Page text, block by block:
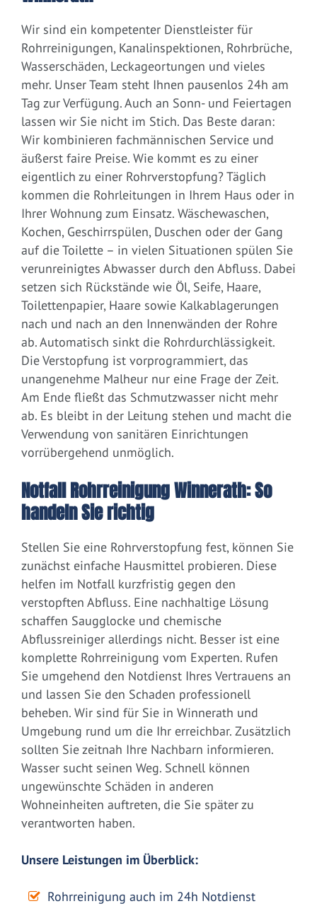
Wir sind ein kompetenter Dienstleister für
Rohrreinigungen, Kanalinspektionen, Rohrbrüche,
Wasserschäden, Leckageortungen und vieles
mehr. Unser Team steht Ihnen pausenlos 24h am
Tag zur Verfügung. Auch an Sonn- und Feiertagen
lassen wir Sie nicht im Stich. Das Beste daran:
Wir kombinieren fachmännischen Service und
äußerst faire Preise. Wie kommt es zu einer
eigentlich zu einer Rohrverstopfung? Täglich
kommen die Rohrleitungen in Ihrem Haus oder in
Ihrer Wohnung zum Einsatz. Wäschewaschen,
Kochen, Geschirrspülen, Duschen oder der Gang
auf die Toilette – in vielen Situationen spülen Sie
verunreinigtes Abwasser durch den Abfluss. Dabei
setzen sich Rückstände wie Öl, Seife, Haare,
Toilettenpapier, Haare sowie Kalkablagerungen
nach und nach an den Innenwänden der Rohre
ab. Automatisch sinkt die Rohrdurchlässigkeit.
Die Verstopfung ist vorprogrammiert, das
unangenehme Malheur nur eine Frage der Zeit.
Am Ende fließt das Schmutzwasser nicht mehr
ab. Es bleibt in der Leitung stehen und macht die
Verwendung von sanitären Einrichtungen
vorrübergehend unmöglich.
Notfall Rohrreinigung Winnerath: So
handeln Sie richtig
Stellen Sie eine Rohrverstopfung fest, können Sie
zunächst einfache Hausmittel probieren. Diese
helfen im Notfall kurzfristig gegen den
verstopften Abfluss. Eine nachhaltige Lösung
schaffen Saugglocke und chemische
Abflussreiniger allerdings nicht. Besser ist eine
komplette Rohrreinigung vom Experten. Rufen
Sie umgehend den Notdienst Ihres Vertrauens an
und lassen Sie den Schaden professionell
beheben. Wir sind für Sie in Winnerath und
Umgebung rund um die Ihr erreichbar. Zusätzlich
sollten Sie zeitnah Ihre Nachbarn informieren.
Wasser sucht seinen Weg. Schnell können
ungewünschte Schäden in anderen
Wohneinheiten auftreten, die Sie später zu
verantworten haben.
Unsere Leistungen im Überblick:
Rohrreinigung auch im 24h Notdienst